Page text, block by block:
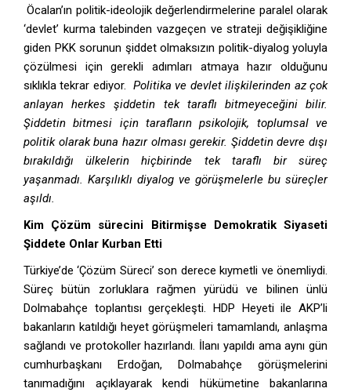
Öcalan’ın politik-ideolojik değerlendirmelerine paralel olarak
‘devlet’ kurma talebinden vazgeçen ve strateji değişikliğine
giden PKK sorunun şiddet olmaksızın politik-diyalog yoluyla
çözülmesi için gerekli adımları atmaya hazır olduğunu
sıklıkla tekrar ediyor. Politika ve devlet ilişkilerinden az çok
anlayan herkes şiddetin tek taraflı bitmeyeceğini bilir.
Şiddetin bitmesi için tarafların psikolojik, toplumsal ve
politik olarak buna hazır olması gerekir. Şiddetin devre dışı
bırakıldığı ülkelerin hiçbirinde tek taraflı bir süreç
yaşanmadı. Karşılıklı diyalog ve görüşmelerle bu süreçler
aşıldı.
Kim Çözüm sürecini Bitirmişse Demokratik Siyaseti
Şiddete Onlar Kurban Etti
Türkiye’de ‘Çözüm Süreci’ son derece kıymetli ve önemliydi.
Süreç bütün zorluklara rağmen yürüdü ve bilinen ünlü
Dolmabahçe toplantısı gerçekleşti. HDP Heyeti ile AKP’li
bakanların katıldığı heyet görüşmeleri tamamlandı, anlaşma
sağlandı ve protokoller hazırlandı. İlanı yapıldı ama aynı gün
cumhurbaşkanı Erdoğan, Dolmabahçe görüşmelerini
tanımadığını açıklayarak kendi hükümetine bakanlarına